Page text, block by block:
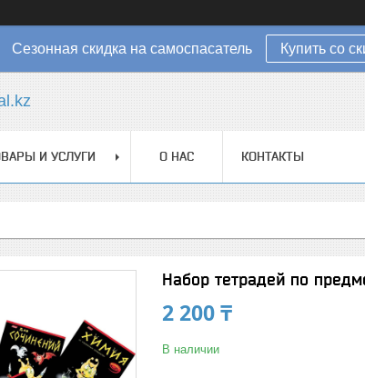
Сезонная скидка на самоспасатель Купить со
И УСЛУГИ О НАС КОНТАКТЫ
Набор тетрадей по
2 200 ₸
В наличии